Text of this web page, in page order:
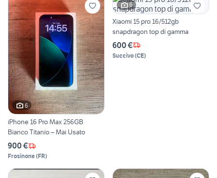
6
iPhone 16 Pro Max 256GB
Bianco Titanio – Mai Usato
900 €
Frosinone(FR)
6
Xiaomi 15 pro 16/512gb
snapdragon top di gamma
600 €
Succivo(CE)